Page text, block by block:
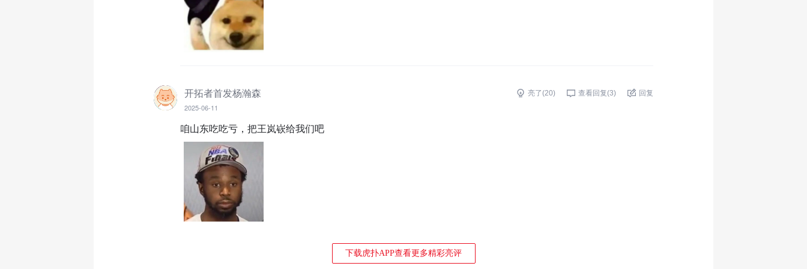
开拓者首发杨瀚森
2025-06-11
亮了(20) 查看回复(3) 回复
咱山东吃吃亏，把王岚嵚给我们吧
下载虎扑APP查看更多精彩亮评